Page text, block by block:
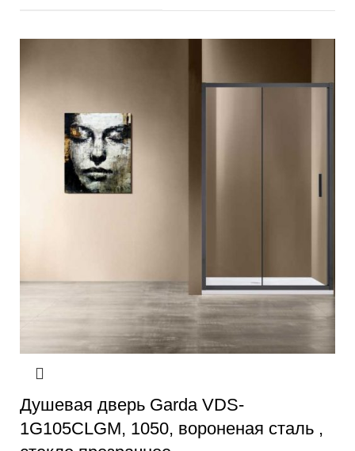
Душевая дверь Garda VDS-
1G105CLGM, 1050, вороненая сталь ,